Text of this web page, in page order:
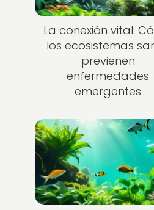
La conexión vital:
los ecosistemas
previenen
enfermedades
emergentes